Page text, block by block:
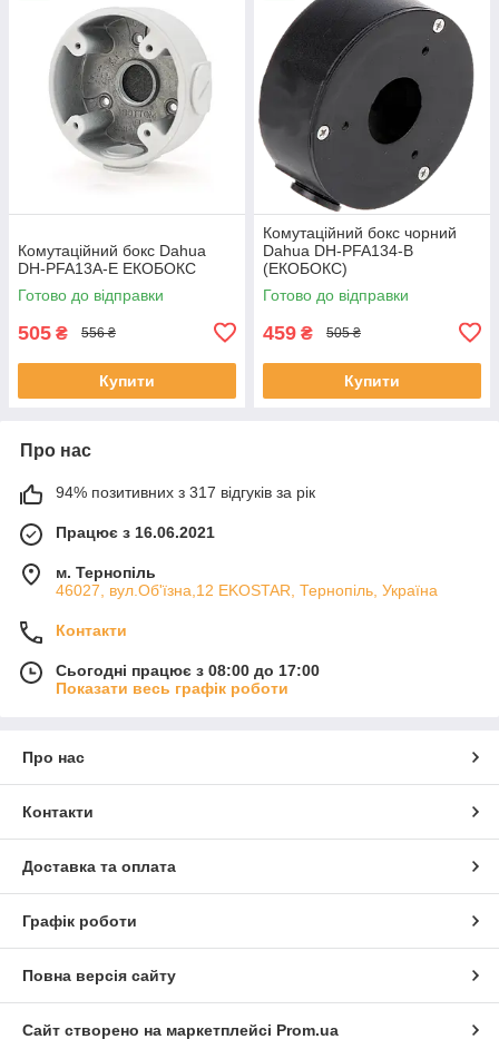
Комутаційний бокс Dahua
DH-PFA13A-E ЕКОБОКС
Готово до відправки
505 ₴ 556 ₴
Купити
Комутаційний бокс чорний
Dahua DH-PFA134-B
(ЕКОБОКС)
Готово до відправки
459 ₴ 505 ₴
Купити
Про нас
94% позитивних з 317 відгуків за рік
Працює з 16.06.2021
м. Тернопіль
46027, вул.Об'їзна,12 EKOSTAR, Тернопіль, Україна
Контакти
Сьогодні працює з 08:00 до 17:00
Показати весь графік роботи
Про нас
Контакти
Доставка та оплата
Графік роботи
Повна версія сайту
Сайт створено на маркетплейсі Prom.ua